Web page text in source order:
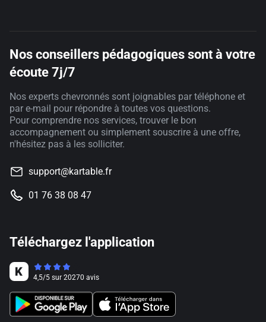
Nos conseillers pédagogiques sont à votre
écoute 7j/7
Nos experts chevronnés sont joignables par téléphone et
par e-mail pour répondre à toutes vos questions.
Pour comprendre nos services, trouver le bon
accompagnement ou simplement souscrire à une offre,
n'hésitez pas à les solliciter.
support@kartable.fr
01 76 38 08 47
Téléchargez l'application
4,5/5 sur 20270 avis